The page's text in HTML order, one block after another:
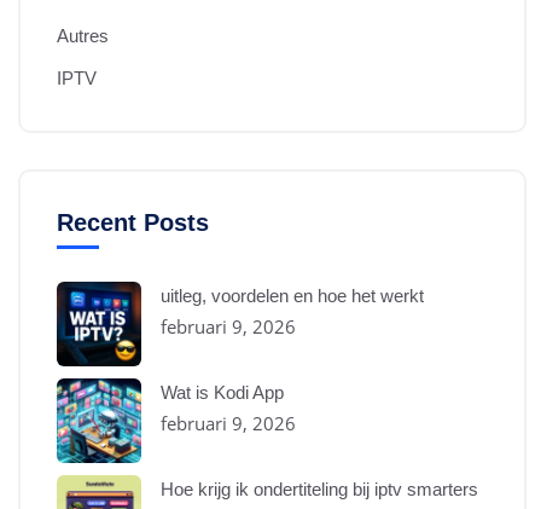
Autres
IPTV
Recent Posts
uitleg, voordelen en hoe het werkt
februari 9, 2026
Wat is Kodi App
februari 9, 2026
Hoe krijg ik ondertiteling bij iptv smarters